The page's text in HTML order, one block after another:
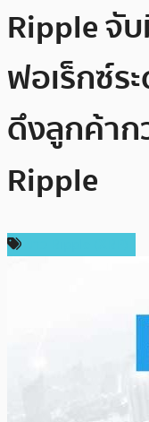
Ripple จั
ฟอเร็กซ์ร
ดึงลูกค้าก
Ripple